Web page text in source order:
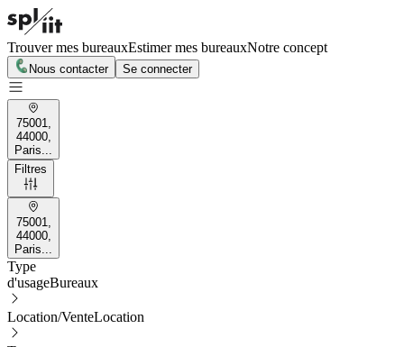
Trouver mes bureauxEstimer mes bureauxNotre concept
Nous contacter Se connecter
75001,
44000,
Paris...
Filtres
75001,
44000,
Paris...
Type
d'usageBureaux
Location/VenteLocation